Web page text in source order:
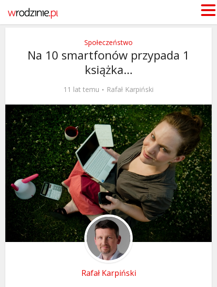
Społeczeństwo
Na 10 smartfonów przypada 1
książka…
11 lat temu Rafał Karpiński
Rafał Karpiński